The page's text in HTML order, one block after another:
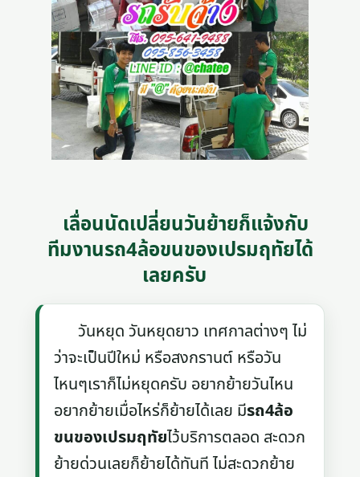
เลื่อนนัดเปลี่ยนวันย้ายก็แจ้งกับ
ทีมงานรถ4ล้อขนของเปรมฤทัยได้
เลยครับ
วันหยุด วันหยุดยาว เทศกาลต่างๆ ไม่
ว่าจะเป็นปีใหม่ หรือสงกรานต์ หรือวัน
ไหนๆเราก็ไม่หยุดครับ อยากย้ายวันไหน
อยากย้ายเมื่อไหร่ก็ย้ายได้เลย มีรถ4ล้อ
ขนของเปรมฤทัยไว้บริการตลอด สะดวก
ย้ายด่วนเลยก็ย้ายได้ทันที ไม่สะดวกย้าย